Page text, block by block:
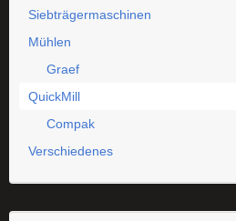
Siebträgermaschinen
Mühlen
Graef
QuickMill
Compak
Verschiedenes